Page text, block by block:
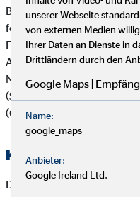
Bei der Beratung zu
fondsgebundenen
Finanzanlageprodukten
AG die folgende Strategie
Nachhaltigkeitsaspekten
(Social) und
(Governance):
Kooperierende
Die OVB
unserer Webseite
von externen Medien
Ihrer Daten an Dienste in
Drittländern durch den
Google Maps |
Name:
google_maps
Anbieter:
Google Ireland Ltd.